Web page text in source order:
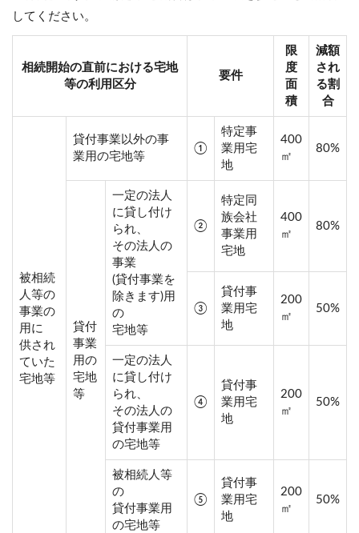
してください。
相続開始の直前における宅地
等の利用区分
要件
限
度
面
積
減額
され
る割
合
被相続
人等の
事業の
用に
供され
ていた
宅地等
貸付事業以外の事
業用の宅地等
①
特定事
業用宅
地
400
㎡
80%
貸付
事業
用の
宅地
等
一定の法人
に貸し付け
られ、
その法人の
事業
(貸付事業を
除きます)用
の
宅地等
②
特定同
族会社
事業用
宅地
400
㎡
80%
③
貸付事
業用宅
地
200
㎡
50%
一定の法人
に貸し付け
られ、
その法人の
貸付事業用
の宅地等
④
貸付事
業用宅
地
200
㎡
50%
被相続人等
の
貸付事業用
の宅地等
⑤
貸付事
業用宅
地
200
㎡
50%